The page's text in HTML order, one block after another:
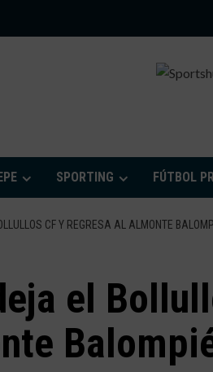
SPORTING FÚTBOL
CF Y REGRESA AL ALMONTE
el